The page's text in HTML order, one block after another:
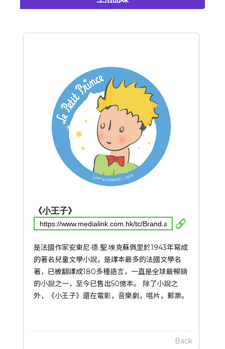
《小王子》
是法國作家安東尼·德·聖.埃克蘇佩里於1943年寫成
的著名兒童文學小說，是譯本最多的法國文學名
著，已被翻譯成180多種語言，一直是全球最暢銷
的小說之一，至今已售出50億本。 除了小說之
外，《小王子》還在電影，音樂劇，唱片，郵票。
Back